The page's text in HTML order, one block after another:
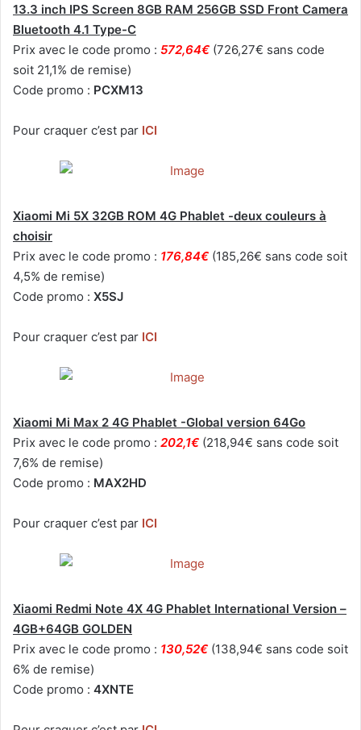
13.3 inch IPS Screen 8GB RAM 256GB SSD Front Camera
Bluetooth 4.1 Type-C
Prix avec le code promo : 572,64€ (726,27€ sans code
soit 21,1% de remise)
Code promo : PCXM13
Pour craquer c’est par ICI
Xiaomi Mi 5X 32GB ROM 4G Phablet -deux couleurs à
choisir
Prix avec le code promo : 176,84€ (185,26€ sans code soit
4,5% de remise)
Code promo : X5SJ
Pour craquer c’est par ICI
Xiaomi Mi Max 2 4G Phablet -Global version 64Go
Prix avec le code promo : 202,1€ (218,94€ sans code soit
7,6% de remise)
Code promo : MAX2HD
Pour craquer c’est par ICI
Xiaomi Redmi Note 4X 4G Phablet International Version –
4GB+64GB GOLDEN
Prix avec le code promo : 130,52€ (138,94€ sans code soit
6% de remise)
Code promo : 4XNTE